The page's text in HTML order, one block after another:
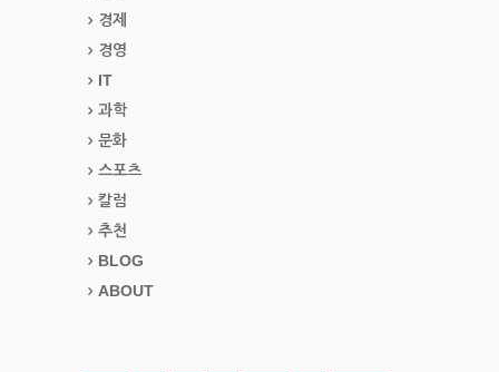
경제
경영
IT
과학
문화
스포츠
칼럼
추천
BLOG
ABOUT